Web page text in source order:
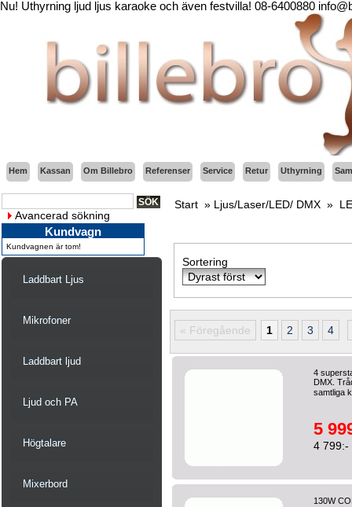
Nu! Uthyrning ljud ljus karaoke och även festvilla! 08-6400880
Hem Kassan Om Billebro Referenser Service Retur Uthyrning
Avancerad sökning
Kundvagn
Kundvagnen är tom!
Laddbart Ljus
Mikrofoner
Laddbart ljud
Ljud och PA
Högtalare
Mixerbord
Start » Ljus/Laser/LED/ DMX »
Sortering
« Föregående 1 2 3 4
4
DMX.
samtliga
5
4 799:-
130W